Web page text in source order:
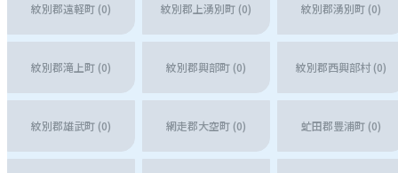
紋別郡遠軽町 (0) 紋別郡上湧別町 (0) 紋別郡湧別町 (0)
紋別郡滝上町 (0) 紋別郡興部町 (0) 紋別郡西興部村 (0)
紋別郡雄武町 (0) 網走郡大空町 (0) 虻田郡豊浦町 (0)